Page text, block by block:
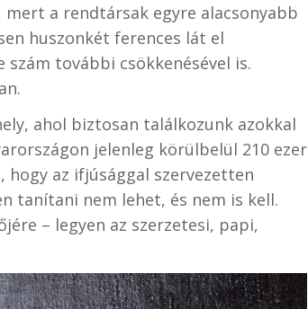
a rendtársak egyre alacsonyabb
huszonkét ferences lát el
további csökkenésével is.
ahol biztosan találkozunk azokkal
jelenleg körülbelül 210 ezer
hogy az ifjúsággal szervezetten
tanítani nem lehet, és nem is kell.
– legyen az szerzetesi, papi,